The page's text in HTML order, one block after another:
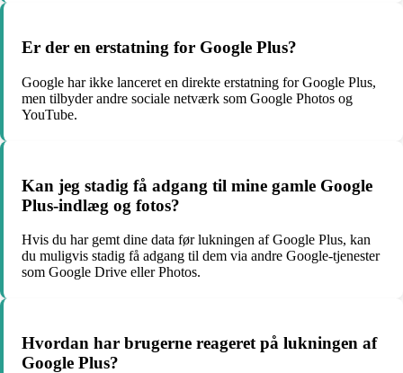
Er der en erstatning for Google Plus?
Google har ikke lanceret en direkte erstatning for Google Plus,
men tilbyder andre sociale netværk som Google Photos og
YouTube.
Kan jeg stadig få adgang til mine gamle Google
Plus-indlæg og fotos?
Hvis du har gemt dine data før lukningen af Google Plus, kan
du muligvis stadig få adgang til dem via andre Google-tjenester
som Google Drive eller Photos.
Hvordan har brugerne reageret på lukningen af
Google Plus?